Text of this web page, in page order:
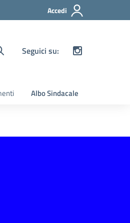
Accedi
Seguici su:
Albo Sindacale